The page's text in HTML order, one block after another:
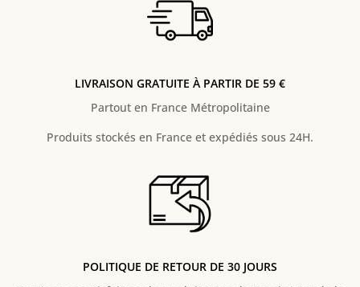
LIVRAISON GRATUITE À PARTIR DE 59 €
Partout en France Métropolitaine
Produits stockés en France et expédiés sous 24H.
POLITIQUE DE RETOUR DE 30 JOURS